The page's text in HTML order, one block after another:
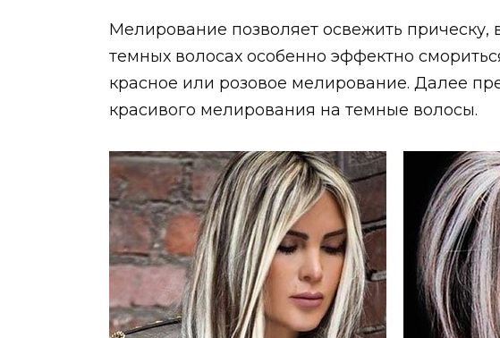
Мелирование позволяет освежить прическу,
темных волосах особенно эффектно
красное или розовое мелирование. Далее
красивого мелирования на темные волосы.